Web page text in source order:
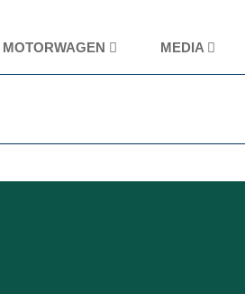
MOTORWAGEN MEDIA